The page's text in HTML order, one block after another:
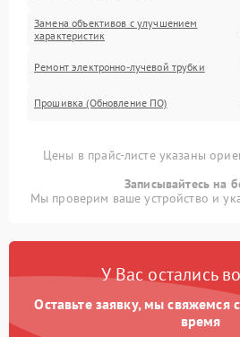
Замена объективов с улучшением
характеристик
Ремонт электронно-лучевой трубки
Прошивка (Обновление ПО)
Цены в прайс-листе указаны
Записывайтесь на
Мы проверим ваше устройство и
У Вас остались
Оставьте заявку, мы
время